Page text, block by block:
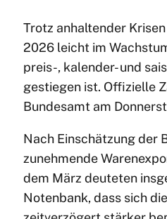
Trotz anhaltender
2026 leicht im
preis-, kalender- und
gestiegen ist. Offizielle
Bundesamt am
Nach Einschätzung der
zunehmende
dem März deuteten
Notenbank, dass sich